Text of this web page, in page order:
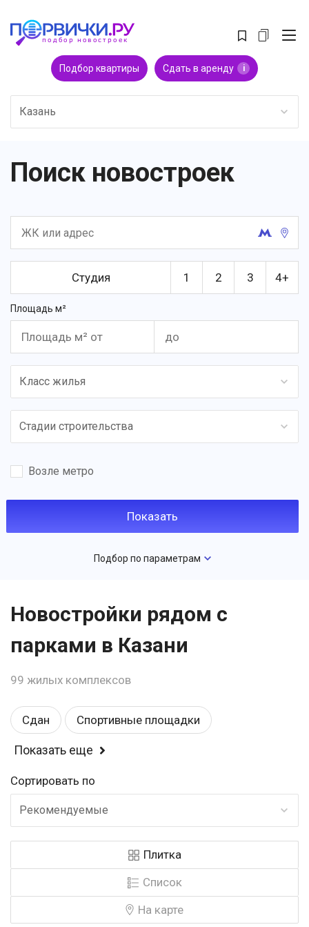
Подбор квартиры Сдать в аренду i
Казань
Поиск новостроек
Студия 1 2 3 4+
Площадь м²
Класс жилья
Стадии строительства
Возле метро
Подбор по параметрам
Новостройки рядом с
парками в Казани
99 жилых комплексов
Сдан Спортивные площадки
Балкон или лоджия
Магазины Комфорт Детский садик
Школа Закрытая территория Эконом
Возле метро
Панорамные окна Строится
Показать еще
Сортировать по
Рекомендуемые
Плитка
Список
На карте